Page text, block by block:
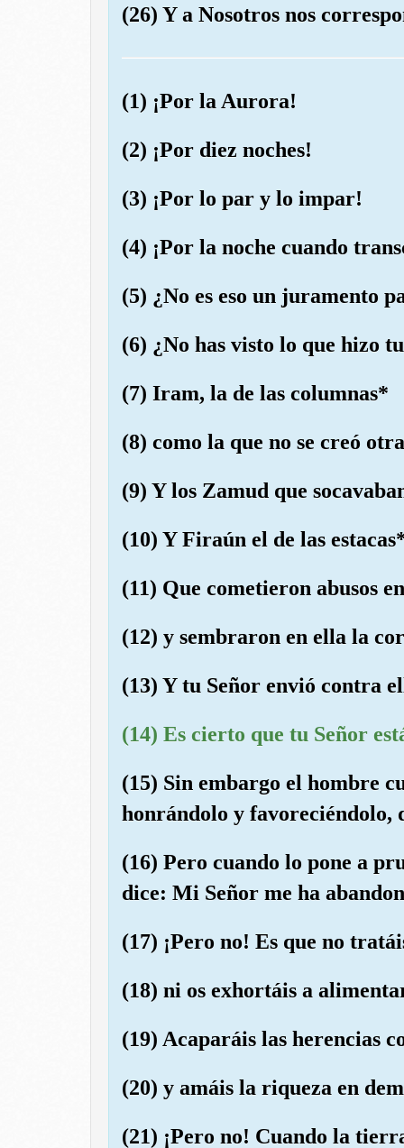
(26) Y a Nosotros nos
(1) ¡Por la Aurora!
(2) ¡Por diez noches!
(3) ¡Por lo par y lo impar!
(4) ¡Por la noche cuando
(5) ¿No es eso un juramento
(6) ¿No has visto lo que hizo
(7) Iram, la de las columnas*
(8) como la que no se creó
(9) Y los Zamud que
(10) Y Firaún el de las
(11) Que cometieron abusos
(12) y sembraron en ella la
(13) Y tu Señor envió contra
(14) Es cierto que tu Señor
(15) Sin embargo el hombre
honrándolo y favoreciéndolo,
(16) Pero cuando lo pone a
dice: Mi Señor me ha
(17) ¡Pero no! Es que no
(18) ni os exhortáis a
(19) Acaparáis las herencias
(20) y amáis la riqueza en
(21) ¡Pero no! Cuando la